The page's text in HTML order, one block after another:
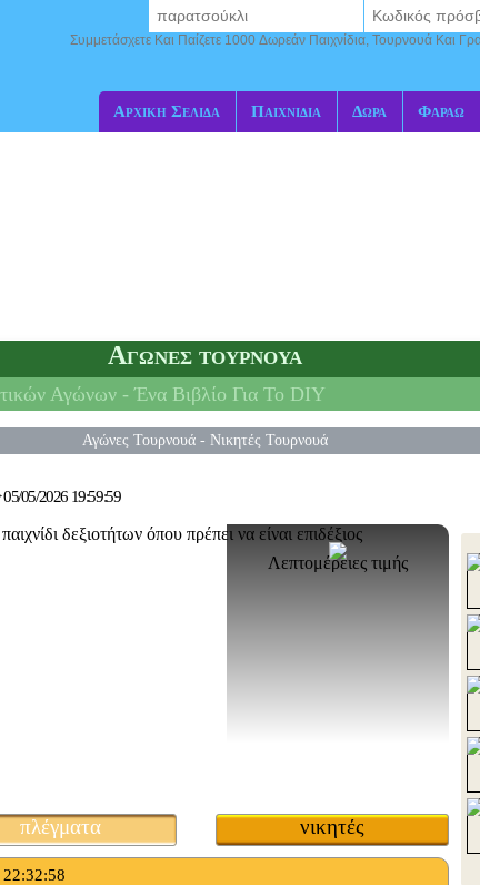
Αρχική Σελίδα Παιχνίδια Δώρα Φαραώ
Συμμετάσχετε Και Παίζετε 1000 Δωρεάν Παιχνίδια, Τουρνουά Και
Αγώνες τουρνουά
Αγώνων -Ένα Βιβλίο Για Το DIY
Αγώνες Τουρνουά- Νικητές Τουρνουά
05/05/2026 19:59:59
Λεπτομέρειες τιμής
πλέγματα νικητές